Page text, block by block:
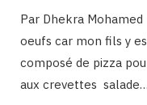
Par Dhekra
oeufs car mon fils y
composé de pizza
aux crevettes salade…